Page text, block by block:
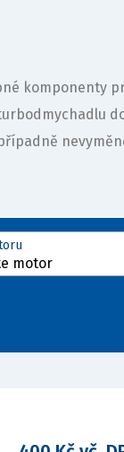
komponenty
motor